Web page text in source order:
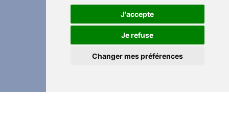
J'accepte
Je refuse
Changer mes préférences